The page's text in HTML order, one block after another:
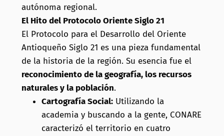
autónoma regional.
El Hito del Protocolo Oriente Siglo 21
El Protocolo para el Desarrollo del Oriente
Antioqueño Siglo 21 es una pieza fundamental
de la historia de la región. Su esencia fue el
reconocimiento de la geografía, los recursos
naturales y la población.
Cartografía Social:Utilizando la
academia y buscando a la gente, CONARE
caracterizó el territorio en cuatro